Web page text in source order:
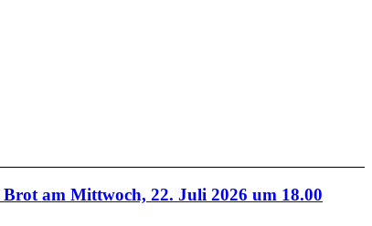
am Mittwoch, 22. Juli 2026 um 18.00